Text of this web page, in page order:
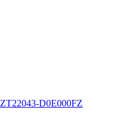
D0E000FZ